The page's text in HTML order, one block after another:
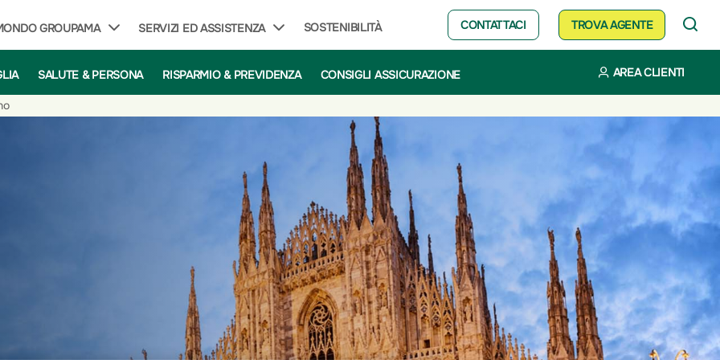
GROUPAMA SERVIZI ED ASSISTENZA SOSTENIBILITÀ CONTATTACI TROVA AGENTE
SALUTE & PERSONA RISPARMIO & PREVIDENZA CONSIGLI ASSICURAZIONE AREA CLIENTI